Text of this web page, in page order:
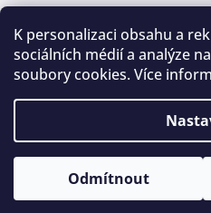
K personalizaci obsahu a
sociálních médií a analýze
soubory cookies. Více
Odmítnout
Sledovat na
Registrace na lukostřelbu
I.
Český
Vytvořil ShoptetCopyright 2026
Upravit